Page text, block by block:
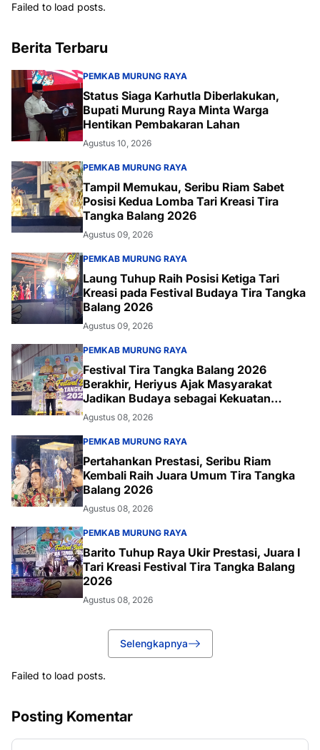
Failed to load posts.
Berita Terbaru
PEMKAB MURUNG RAYA
Status Siaga Karhutla Diberlakukan,
Bupati Murung Raya Minta Warga
Hentikan Pembakaran Lahan
Agustus 10, 2026
PEMKAB MURUNG RAYA
Tampil Memukau, Seribu Riam Sabet
Posisi Kedua Lomba Tari Kreasi Tira
Tangka Balang 2026
Agustus 09, 2026
PEMKAB MURUNG RAYA
Laung Tuhup Raih Posisi Ketiga Tari
Kreasi pada Festival Budaya Tira Tangka
Balang 2026
Agustus 09, 2026
PEMKAB MURUNG RAYA
Festival Tira Tangka Balang 2026
Berakhir, Heriyus Ajak Masyarakat
Jadikan Budaya sebagai Kekuatan
Daerah
Agustus 08, 2026
PEMKAB MURUNG RAYA
Pertahankan Prestasi, Seribu Riam
Kembali Raih Juara Umum Tira Tangka
Balang 2026
Agustus 08, 2026
PEMKAB MURUNG RAYA
Barito Tuhup Raya Ukir Prestasi, Juara I
Tari Kreasi Festival Tira Tangka Balang
2026
Agustus 08, 2026
Selengkapnya
Failed to load posts.
Posting Komentar